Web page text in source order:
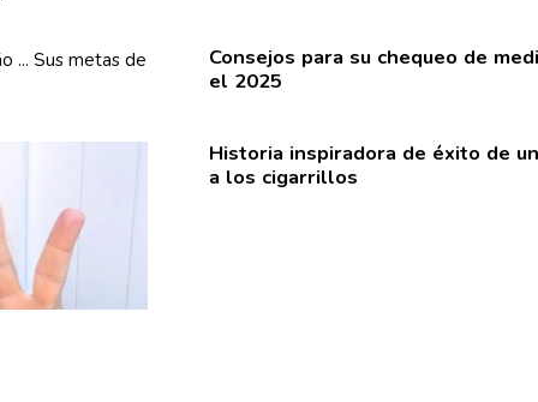
Consejos para su chequeo de
el 2025
Historia inspiradorade éxito de
a los cigarrillos